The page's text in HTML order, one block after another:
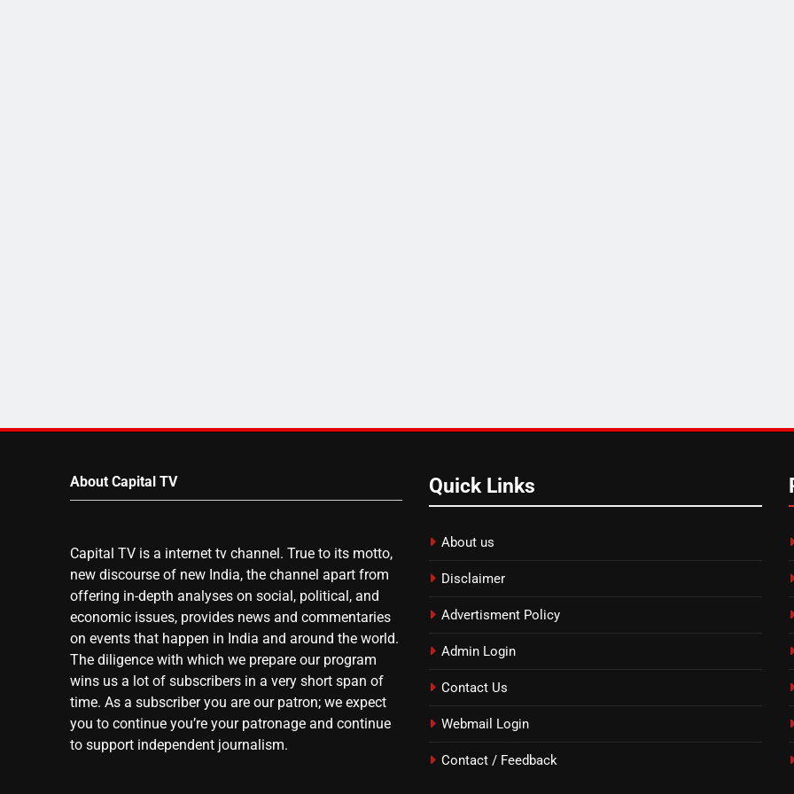
About Capital TV
Capital TV is a internet tv channel. True to its motto,
new discourse of new India, the channel apart from
offering in-depth analyses on social, political, and
economic issues, provides news and commentaries
on events that happen in India and around the world.
The diligence with which we prepare our program
wins us a lot of subscribers in a very short span of
time. As a subscriber you are our patron; we expect
you to continue you’re your patronage and continue
to support independent journalism.
Quick Links
About us
Disclaimer
Advertisment Policy
Admin Login
Contact Us
Webmail Login
Contact / Feedback